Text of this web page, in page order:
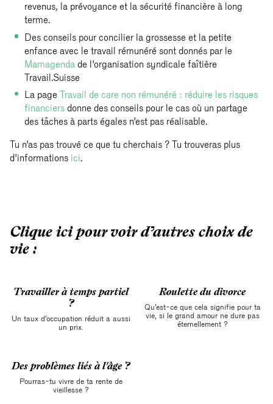
revenus, la prévoyance et la sécurité financière à long
terme.
Des conseils pour concilier la grossesse et la petite
enfance avec le travail rémunéré sont donnés par le
Mamagenda de l'organisation syndicale faîtière
Travail.Suisse
La page Travail de care non rémunéré : réduire les risques
financiers donne des conseils pour le cas où un partage
des tâches à parts égales n'est pas réalisable.
Tu n'as pas trouvé ce que tu cherchais ? Tu trouveras plus
d'informations ici.
Clique ici pour voir d’autres choix de
vie :
Travailler à temps partiel
?
Un taux d’occupation réduit a aussi
un prix.
Roulette du divorce
Qu’est-ce que cela signifie pour ta
vie, si le grand amour ne dure pas
éternellement ?
Des problèmes liés à l'âge ?
Pourras-tu vivre de ta rente de
vieillesse ?